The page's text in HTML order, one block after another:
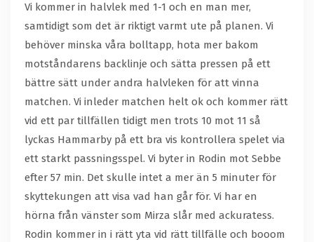
Vi kommer in halvlek med 1-1 och en man mer,
samtidigt som det är riktigt varmt ute på planen. Vi
behöver minska våra bolltapp, hota mer bakom
motståndarens backlinje och sätta pressen på ett
bättre sätt under andra halvleken för att vinna
matchen. Vi inleder matchen helt ok och kommer rätt
vid ett par tillfällen tidigt men trots 10 mot 11 så
lyckas Hammarby på ett bra vis kontrollera spelet via
ett starkt passningsspel. Vi byter in Rodin mot Sebbe
efter 57 min. Det skulle intet a mer än 5 minuter för
skyttekungen att visa vad han går för. Vi har en
hörna från vänster som Mirza slår med ackuratess.
Rodin kommer in i rätt yta vid rätt tillfälle och booom